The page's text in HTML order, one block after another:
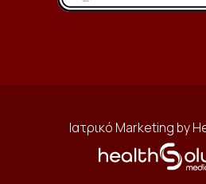
Ιατρικό Marketing by